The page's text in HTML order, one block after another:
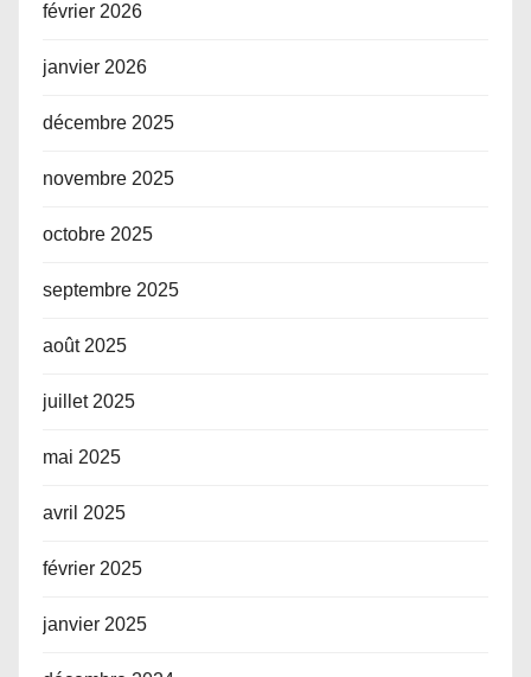
février 2026
janvier 2026
décembre 2025
novembre 2025
octobre 2025
septembre 2025
août 2025
juillet 2025
mai 2025
avril 2025
février 2025
janvier 2025